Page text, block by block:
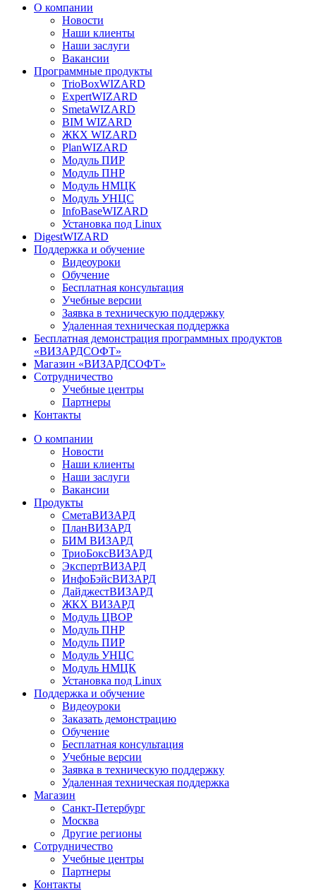
О компании
Новости
Наши клиенты
Наши заслуги
Вакансии
Программные продукты
TrioBoxWIZARD
ExpertWIZARD
SmetaWIZARD
BIM WIZARD
ЖКХ WIZARD
PlanWIZARD
Модуль ПИР
Модуль ПНР
Модуль НМЦК
Модуль УНЦС
InfoBaseWIZARD
Установка под Linux
DigestWIZARD
Поддержка и обучение
Видеоуроки
Обучение
Бесплатная консультация
Учебные версии
Заявка в техническую поддержку
Удаленная техническая поддержка
Бесплатная демонстрация программных продуктов
«ВИЗАРДСОФТ»
Магазин «ВИЗАРДСОФТ»
Сотрудничество
Учебные центры
Партнеры
Контакты
О компании
Новости
Наши клиенты
Наши заслуги
Вакансии
Продукты
СметаВИЗАРД
ПланВИЗАРД
БИМ ВИЗАРД
ТриоБоксВИЗАРД
ЭкспертВИЗАРД
ИнфоБэйсВИЗАРД
ДайджестВИЗАРД
ЖКХ ВИЗАРД
Модуль ЦВОР
Модуль ПНР
Модуль ПИР
Модуль УНЦС
Модуль НМЦК
Установка под Linux
Поддержка и обучение
Видеоуроки
Заказать демонстрацию
Обучение
Бесплатная консультация
Учебные версии
Заявка в техническую поддержку
Удаленная техническая поддержка
Магазин
Санкт-Петербург
Москва
Другие регионы
Сотрудничество
Учебные центры
Партнеры
Контакты